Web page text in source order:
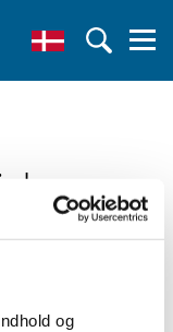
og